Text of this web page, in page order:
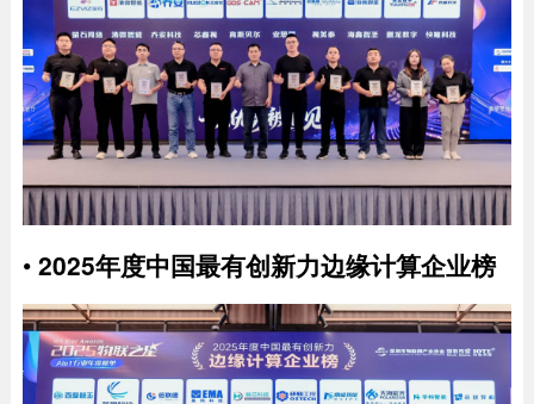
• 2025年度中国最有创新力边缘计算企业榜